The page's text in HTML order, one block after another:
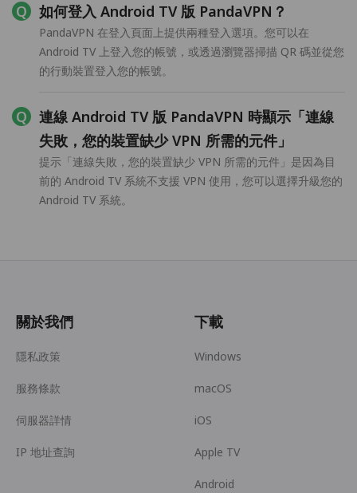
如何登入 Android TV 版 PandaVPN？
PandaVPN 在登入頁面上提供兩種登入選項。您可以在
Android TV 上登入您的帳號，或透過瀏覽器掃描 QR 碼並從您
的行動裝置登入您的帳號。
連線 Android TV 版 PandaVPN 時顯示「連線
失敗，您的裝置缺少 VPN 所需的元件」
提示「連線失敗，您的裝置缺少 VPN 所需的元件」是因為目
前的 Android TV 系統不支援 VPN 使用，您可以選擇升級您的
Android TV 系統。
關於我們
隱私政策
服務條款
伺服器詳情
IP 地址查詢
下載
Windows
macOS
iOS
Apple TV
Android